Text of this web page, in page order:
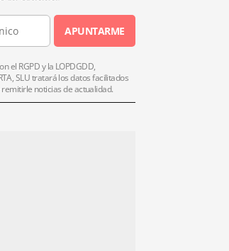
APUNTARME
el RGPD y la LOPDGDD,
SLU tratará los datos facilitados
noticias de actualidad.